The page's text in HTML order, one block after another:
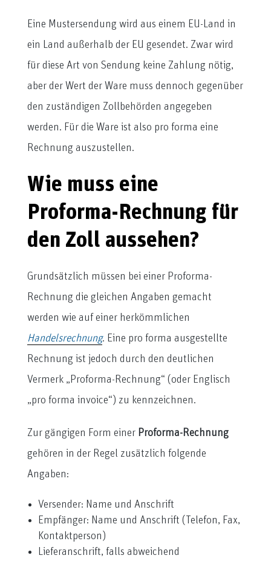
Eine Mustersendung wird aus einem EU-Land in
ein Land außerhalb der EU gesendet. Zwar wird
für diese Art von Sendung keine Zahlung nötig,
aber der Wert der Ware muss dennoch gegenüber
den zuständigen Zollbehörden angegeben
werden. Für die Ware ist also pro forma eine
Rechnung auszustellen.
Wie muss eine
Proforma-Rechnung für
den Zoll aussehen?
Grundsätzlich müssen bei einer Proforma-
Rechnung die gleichen Angaben gemacht
werden wie auf einer herkömmlichen
Handelsrechnung. Eine pro forma ausgestellte
Rechnung ist jedoch durch den deutlichen
Vermerk „Proforma-Rechnung“ (oder Englisch
„pro forma invoice“) zu kennzeichnen.
Zur gängigen Form einer Proforma-Rechnung
gehören in der Regel zusätzlich folgende
Angaben:
Versender: Name und Anschrift
Empfänger: Name und Anschrift (Telefon, Fax,
Kontaktperson)
Lieferanschrift, falls abweichend